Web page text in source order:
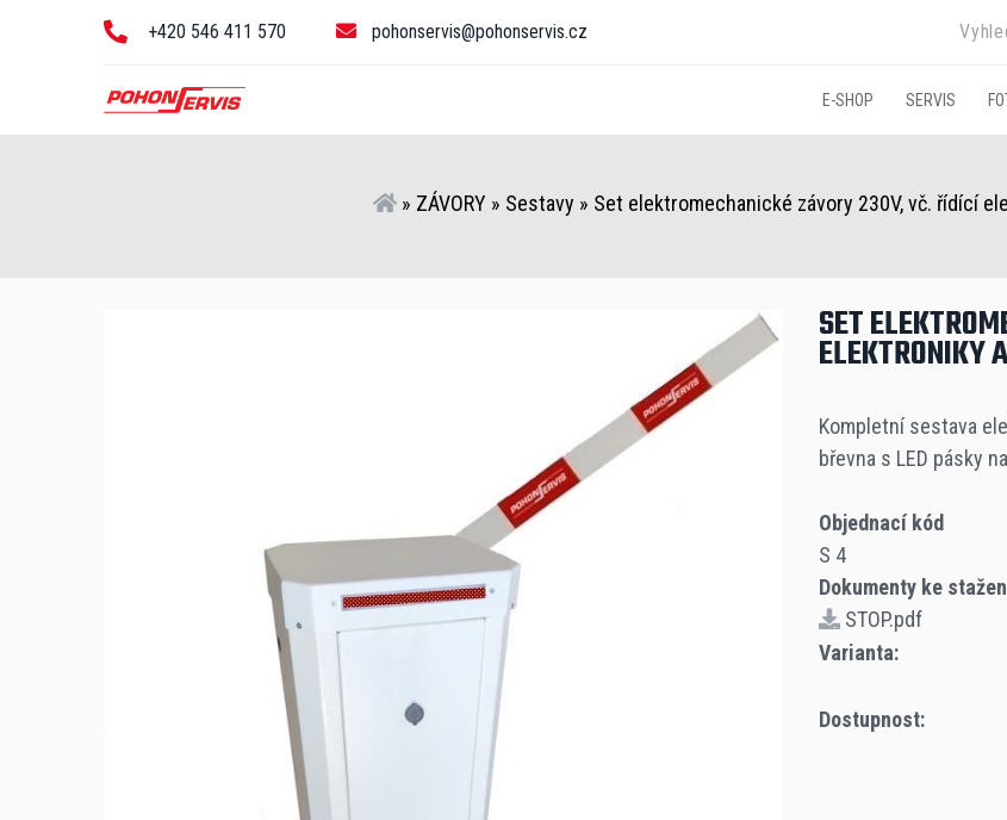
+420 546 411 570 pohonservis@pohonservis.cz
E-SHOP SERVIS
» ZÁVORY » Sestavy » Set elektromechanické závory 230V, vč. řídící
SET
ELEKTRONIKY
Kompletní sestava
břevna s LED pásky
Objednací kód
S 4
Dokumenty ke
STOP.pdf
Varianta:
Dostupnost: